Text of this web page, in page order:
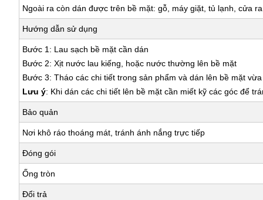
Ngoài ra còn dán được trên bề mặt: gỗ, máy giặt, tủ lạnh, cửa
Hướng dẫn sử dụng
Bước 1: Lau sạch bề mặt cần dán
Bước 2: Xịt nước lau kiếng, hoặc nước thường lên bề mặt
Bước 3: Tháo các chi tiết trong sản phẩm và dán lên bề mặt
Lưu ý: Khi dán các chi tiết lên bề mặt cần miết kỹ các góc để
Bảo quản
Nơi khô ráo thoáng mát, tránh ánh nắng trực tiếp
Đóng gói
Ống tròn
Đổi trả